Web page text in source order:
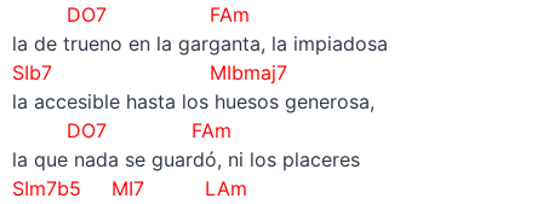
DO7 FAm
la de trueno en la garganta, la impiadosa
SIb7 MIbmaj7
la accesible hasta los huesos generosa,
DO7 FAm
la que nada se guardó, ni los placeres
SIm7b5 MI7 LAm